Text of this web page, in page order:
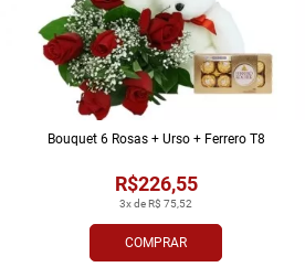
COMPRAR
3x de R$ 75,52
R$226,55
Bouquet 6 Rosas + Urso + Ferrero T8